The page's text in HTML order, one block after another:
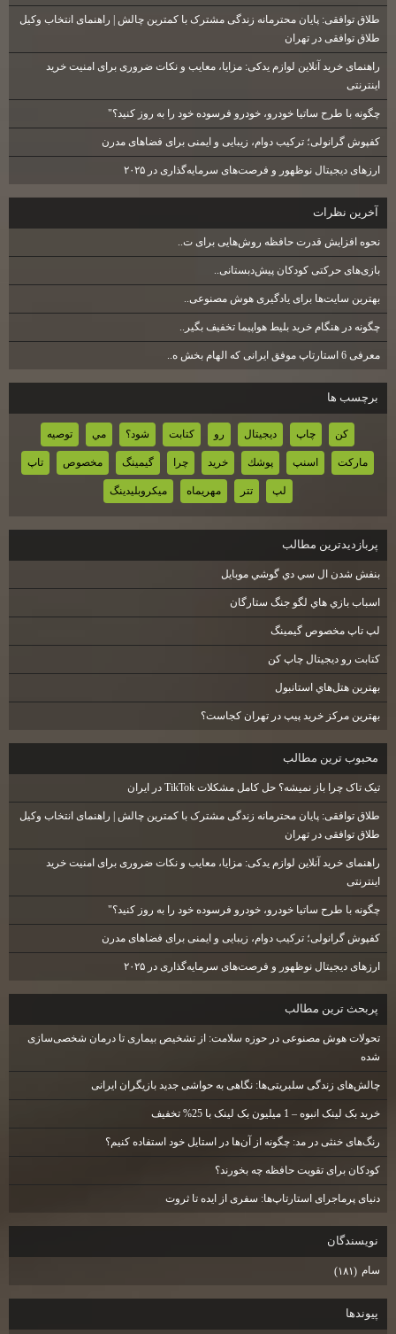
طلاق توافقی: پایان محترمانه زندگی مشترک با کمترین چالش | راهنمای انتخاب وکیل
طلاق توافقی در تهران
راهنمای خرید آنلاین لوازم یدکی: مزایا، معایب و نکات ضروری برای امنیت خرید
اینترنتی
چگونه با طرح ساتیا خودرو، خودرو فرسوده خود را به روز کنید؟"
کفپوش گرانولی؛ ترکیب دوام، زیبایی و ایمنی برای فضاهای مدرن
ارزهای دیجیتال نوظهور و فرصت‌های سرمایه‌گذاری در ۲۰۲۵
آخرين نظرات
نحوه افزایش قدرت حافظه روش‌هایی برای ت..
بازی‌های حرکتی کودکان پیش‌دبستانی..
بهترین سایت‌ها برای یادگیری هوش مصنوعی..
چگونه در هنگام خرید بلیط هواپیما تخفیف بگیر..
معرفی 6 استارتاپ موفق ایرانی که الهام بخش ه..
برچسب ها
كن چاپ ديجيتال رو كتابت شود؟ مي توصيه
ماركت اسنپ پوشك خريد چرا گيمينگ مخصوص تاپ
لپ تتر مهريماه ميكروبليدينگ
پربازديدترين مطالب
بنفش شدن ال سي دي گوشي موبايل
اسباب بازي هاي لگو جنگ ستارگان
لپ تاپ مخصوص گيمينگ
كتابت رو ديجيتال چاپ كن
بهترين هتل‌هاي استانبول
بهترین مرکز خرید پیپ در تهران کجاست؟
محبوب ترين مطالب
تیک تاک چرا باز نمیشه؟ حل کامل مشکلات TikTok در ایران
طلاق توافقی: پایان محترمانه زندگی مشترک با کمترین چالش | راهنمای انتخاب وکیل
طلاق توافقی در تهران
راهنمای خرید آنلاین لوازم یدکی: مزایا، معایب و نکات ضروری برای امنیت خرید
اینترنتی
چگونه با طرح ساتیا خودرو، خودرو فرسوده خود را به روز کنید؟"
کفپوش گرانولی؛ ترکیب دوام، زیبایی و ایمنی برای فضاهای مدرن
ارزهای دیجیتال نوظهور و فرصت‌های سرمایه‌گذاری در ۲۰۲۵
پربحث ترين مطالب
تحولات هوش مصنوعی در حوزه سلامت: از تشخیص بیماری تا درمان شخصی‌سازی
شده
چالش‌های زندگی سلبریتی‌ها: نگاهی به حواشی جدید بازیگران ایرانی
خرید بک لینک انبوه – 1 میلیون بک لینک با 25% تخفیف
رنگ‌های خنثی در مد: چگونه از آن‌ها در استایل خود استفاده کنیم؟
کودکان برای تقویت حافظه چه بخورند؟
دنیای پرماجرای استارتاپ‌ها: سفری از ایده تا ثروت
نويسندگان
سام(۱۸۱)
پيوندها